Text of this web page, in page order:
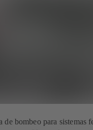
de bombeo para sistemas